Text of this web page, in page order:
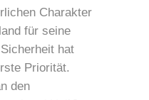
Charakter
für seine
hat
Priorität.
den